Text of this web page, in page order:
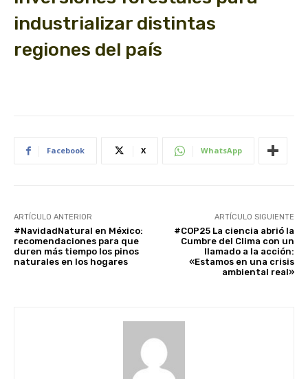
industrializar distintas
regiones del país
Facebook X WhatsApp
ARTÍCULO ANTERIOR
#NavidadNatural en México:
recomendaciones para que
duren más tiempo los pinos
naturales en los hogares
ARTÍCULO SIGUIENTE
#COP25 La ciencia abrió la
Cumbre del Clima con un
llamado a la acción:
«Estamos en una crisis
ambiental real»